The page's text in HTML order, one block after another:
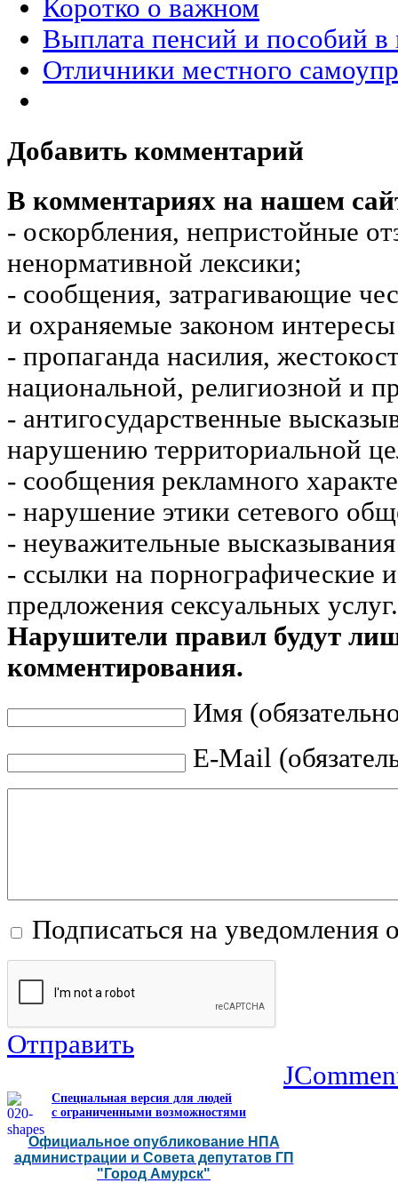
Коротко о важном
Выплата пенсий и пособий в
Отличники местного
Добавить комментарий
В комментариях на нашем
- оскорбления, непристойные
ненормативной лексики;
- сообщения, затрагивающие
и охраняемые законом
- пропаганда насилия,
национальной, религиозной и
- антигосударственные
нарушению территориальной
- сообщения рекламного
- нарушение этики сетевого
- неуважительные
- ссылки на порнографические
предложения сексуальных услуг.
Нарушители правил будут
комментирования.
Имя
E-Mail
Подписаться на уведомления
Отправить
Специальная версия для людей
с ограниченными возможностями
Официальное опубликование НПА
администрации и Совета депутатов ГП
"Город Амурск"